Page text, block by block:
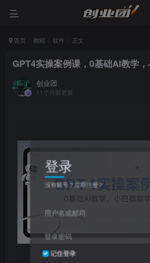
首页 教程 软件 正文
GPT4实操案例课，0基础AI教学
创业团
11个月前更新
登录
没有账号？立即注册
用户名或邮箱
登录密码
记住登录